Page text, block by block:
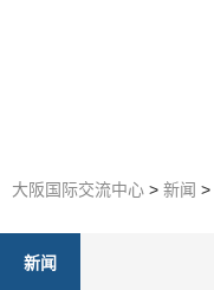
大阪国际交流中心 > 新闻 >
新闻